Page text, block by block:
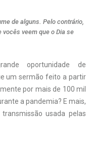
de alguns. Pelo contrário,
veem que o Dia se
oportunidade de
um sermão feito a partir
por mais de 100 mil
a pandemia? E mais,
usada pelas